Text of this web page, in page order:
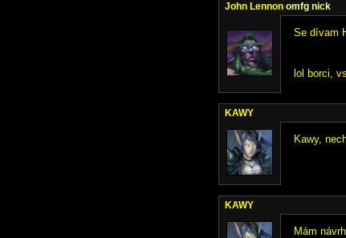
John Lennon omfg nick
Se dívam
lol borci,
KAWY
Kawy,
KAWY
Mám